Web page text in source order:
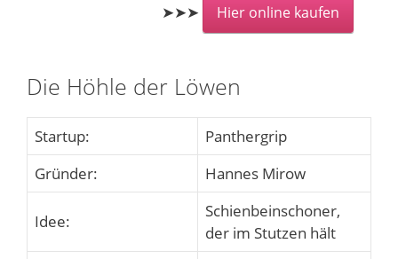
➤➤➤ Hier online kaufen
Die Höhle der Löwen
Startup:
Panthergrip
Gründer:
Hannes Mirow
Idee:
Schienbeinschoner,
der im Stutzen hält